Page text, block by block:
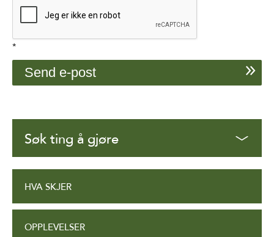
*
Søk ting å gjøre
HVA SKJER
OPPLEVELSER